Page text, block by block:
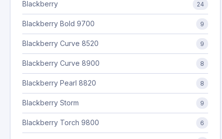
Blackberry 24
Blackberry Bold 9700 9
Blackberry Curve 8520 9
Blackberry Curve 8900 8
Blackberry Pearl 8820 8
Blackberry Storm 9
Blackberry Torch 9800 6